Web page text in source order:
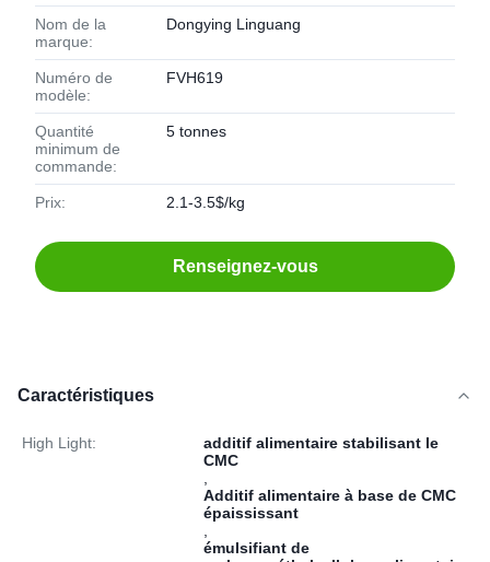
Nom de la
marque:
Dongying Linguang
Numéro de
modèle:
FVH619
Quantité
minimum de
commande:
5 tonnes
Prix: 2.1-3.5$/kg
Renseignez-vous
Caractéristiques
High Light:
additif alimentaire stabilisant le
CMC
Additif alimentaire à base de CMC
épaississant
émulsifiant de